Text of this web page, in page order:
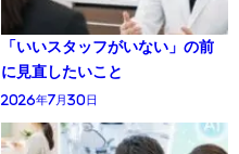
「いいスタッフがいない」の前
に見直したいこと
2026年7月30日